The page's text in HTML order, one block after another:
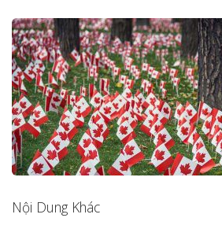
Nội Dung Khác